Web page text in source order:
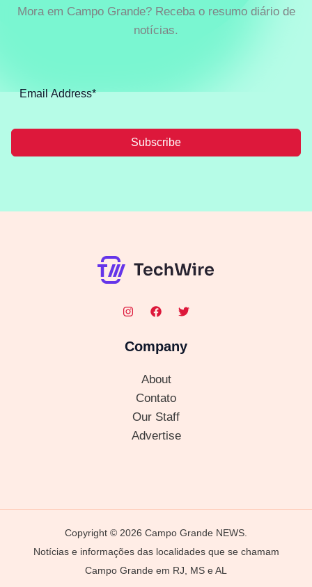
Mora em Campo Grande? Receba o resumo diário de
notícias.
Subscribe
Company
About
Contato
Our Staff
Advertise
Copyright © 2026 Campo Grande NEWS.
Notícias e informações das localidades que se chamam
Campo Grande em RJ, MS e AL